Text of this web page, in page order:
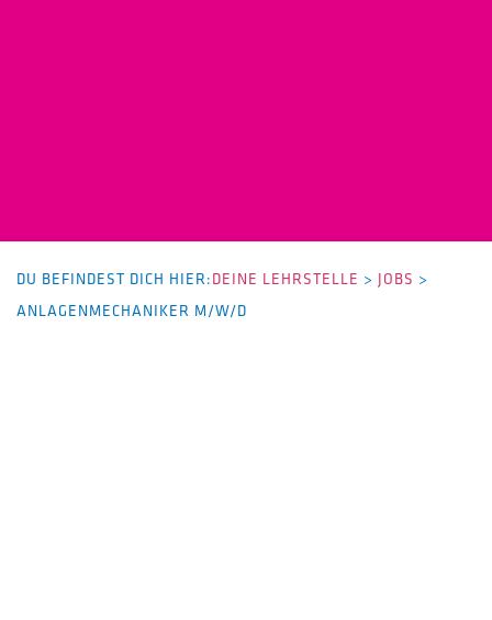
DU BEFINDEST DICH HIER:DEINE LEHRSTELLE > JOBS >
ANLAGENMECHANIKER M/W/D